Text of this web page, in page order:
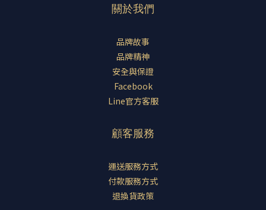
關於我們
品牌故事
品牌精神
安全與保證
Facebook
Line官方客服
顧客服務
運送服務方式
付款服務方式
退換貨政策